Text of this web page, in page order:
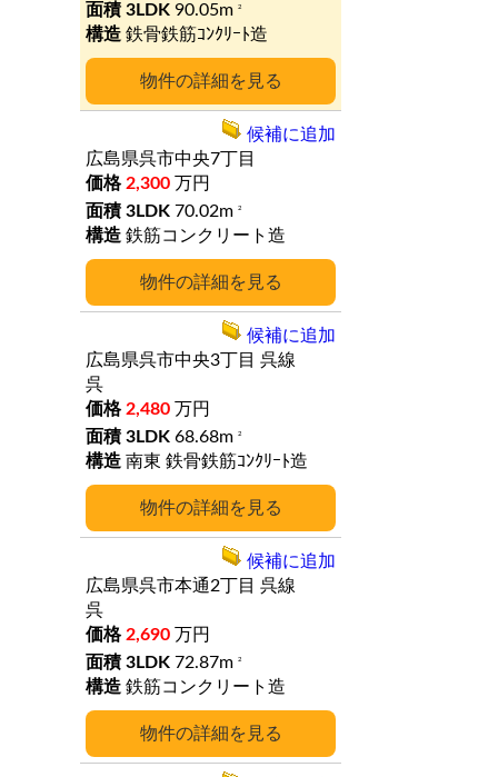
詳細
3LDK 90.05m 2
鉄骨鉄筋ｺﾝｸﾘｰﾄ造
詳細
広島県呉市中央7丁目
2,300 万円
3LDK 70.02m 2
鉄筋コンクリート造
候補に追加
詳細
広島県呉市中央3丁目 呉線
呉
2,480 万円
3LDK 68.68m 2
南東 鉄骨鉄筋ｺﾝｸﾘｰﾄ造
候補に追加
詳細
広島県呉市本通2丁目 呉線
呉
2,690 万円
3LDK 72.87m 2
鉄筋コンクリート造
候補に追加